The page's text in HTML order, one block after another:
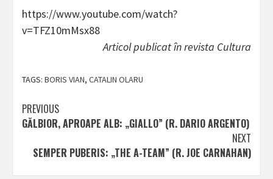
https://www.youtube.com/watch?
v=TFZ10mMsx88
Articol publicat în revista Cultura
TAGS: BORIS VIAN, CATALIN OLARU
Post
navigation
PREVIOUS
GĂLBIOR, APROAPE ALB: „GIALLO” (R. DARIO ARGENTO)
NEXT
SEMPER PUBERIS: „THE A-TEAM” (R. JOE CARNAHAN)